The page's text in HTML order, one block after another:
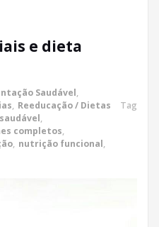
e dieta
Saudável,
, Reeducação / Dietas
Tag
,
completos,
, nutrição funcional,